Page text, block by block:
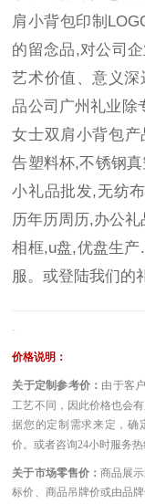
肩小背包印制
的留念品,对公司
艺术价值、意义
品公司广州礼业除
女士双肩小背包
告塑料杯,不锈钢
小礼品批发,无纺
历年历周历,办公
相框,u盘,优盘生
服。或登陆我们的
-
价格说明：
关于定制参考价： 由于客
工艺不同，因此价格也会
据您的定制需求来定，确
价。或者咨询24小时服务热
关于市场零售价： 商品展
标价、商品吊牌价或由品